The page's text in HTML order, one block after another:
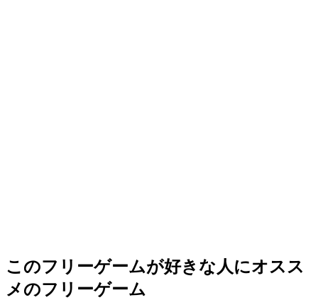
このフリーゲームが好きな人にオスス
メのフリーゲーム